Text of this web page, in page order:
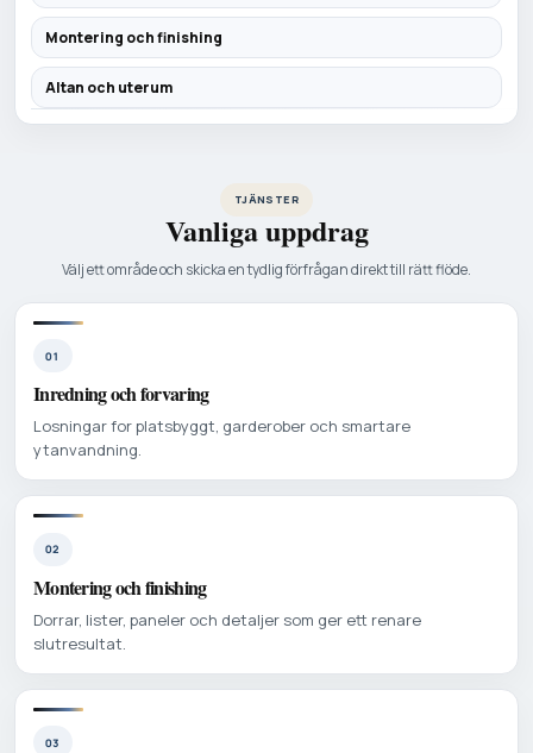
Montering och finishing
Altan och uterum
TJÄNSTER
Vanliga uppdrag
Välj ett område och skicka en tydlig förfrågan direkt till rätt flöde.
01
Inredning och forvaring
Losningar for platsbyggt, garderober och smartare
ytanvandning.
02
Montering och finishing
Dorrar, lister, paneler och detaljer som ger ett renare
slutresultat.
03